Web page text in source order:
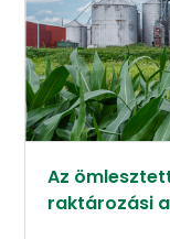
Az
raktározási